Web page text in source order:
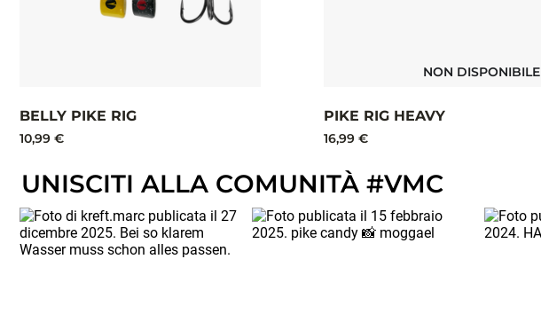
BELLY PIKE RIG
10,99 €
NON DISPONIBILE
PIKE RIG HEAVY
16,99 €
UNISCITI ALLA COMUNITÀ #VMC